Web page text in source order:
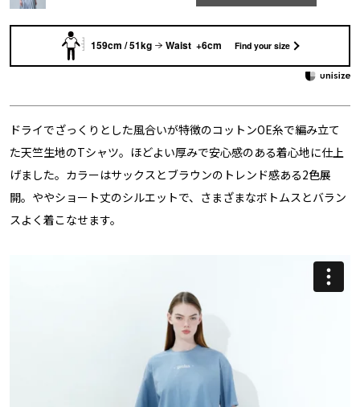
159cm / 51kg Waist +6cm Find your size
ドライでざっくりとした風合いが特徴のコットンOE糸で編み立て
た天竺生地のTシャツ。ほどよい厚みで安心感のある着心地に仕上
げました。カラーはサックスとブラウンのトレンド感ある2色展
開。ややショート丈のシルエットで、さまざまなボトムスとバラン
スよく着こなせます。